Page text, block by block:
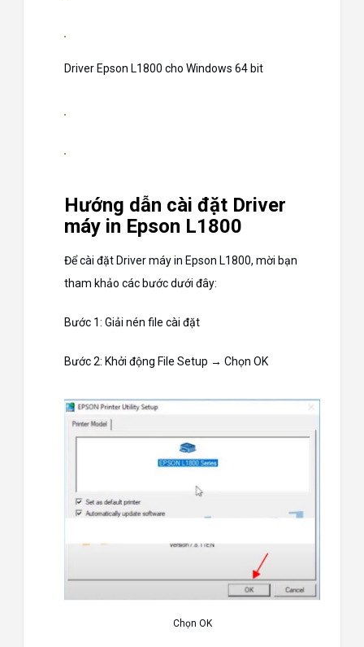
Driver Epson L1800 cho Windows 64 bit
Hướng dẫn cài đặt Driver
máy in Epson L1800
Để cài đặt Driver máy in Epson L1800, mời bạn
tham khảo các bước dưới đây:
Bước 1: Giải nén file cài đặt
Bước 2: Khởi động File Setup → Chọn OK
Chọn OK